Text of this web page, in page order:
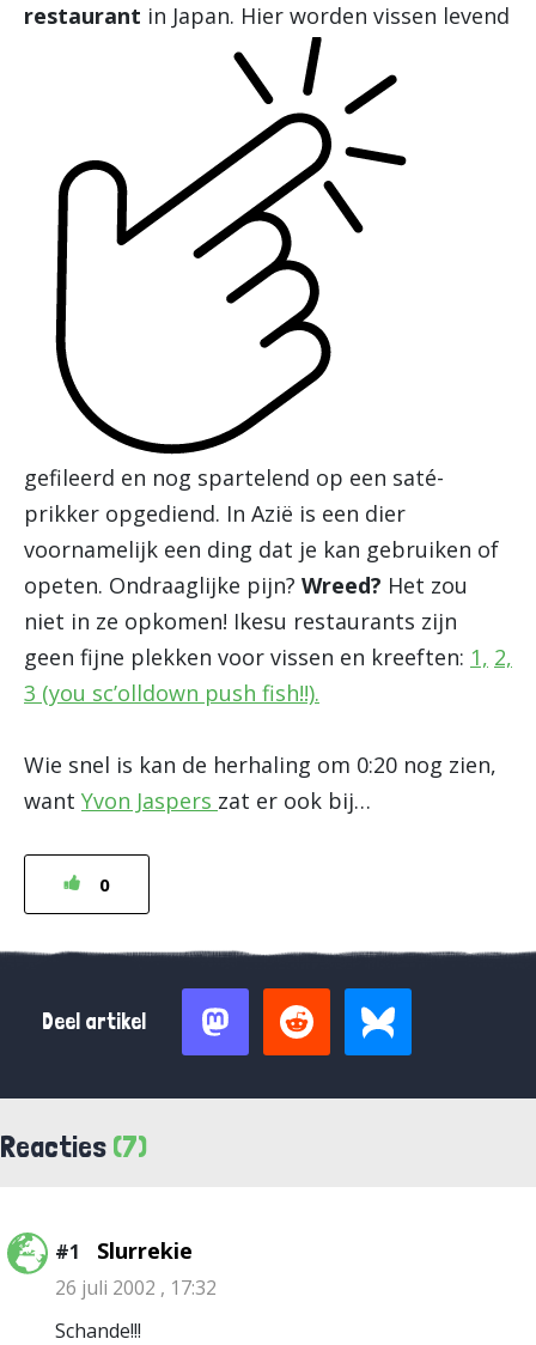
restaurant in Japan. Hier worden vissen levend
gefileerd en nog spartelend op een saté-
prikker opgediend. In Azië is een dier
voornamelijk een ding dat je kan gebruiken of
opeten. Ondraaglijke pijn? Wreed? Het zou
niet in ze opkomen! Ikesu restaurants zijn
geen fijne plekken voor vissen en kreeften: 1, 2,
3 (you sc’olldown push fish!!).
Wie snel is kan de herhaling om 0:20 nog zien,
want Yvon Jaspers zat er ook bij…
0
Deel artikel
Reacties (7)
#1 Slurrekie
26 juli 2002 , 17:32
Schande!!!